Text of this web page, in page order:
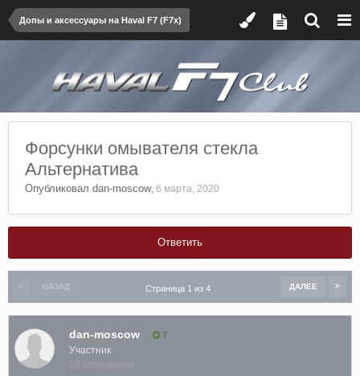
Допы и аксессуары на Haval F7 (F7x)
Форсунки омывателя стекла
Альтернатива
Опубликовал dan-moscow, 6 марта, 2020
Ответить
НАЗАД ДАЛЕЕ
Страница 1 из 4
dan-moscow 7
Участник
28 сообщений